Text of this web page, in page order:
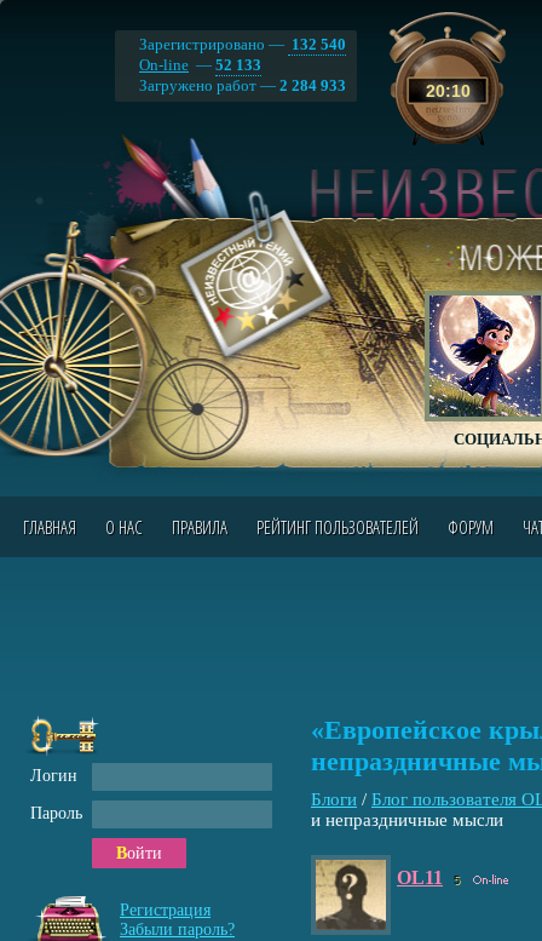
20:10
Зарегистрировано — 132 540
On-line — 52 133
Загружено работ — 2 284 933
ГЛАВНАЯ О НАС ПРАВИЛА РЕЙТИНГ ПОЛЬЗОВАТЕЛЕЙ ФОРУМ
«Европейское
непраздничные
Блоги / Блог пользователя
и непраздничные мысли
OL11 5
Логин
Пароль
Войти
Регистрация
Забыли пароль?